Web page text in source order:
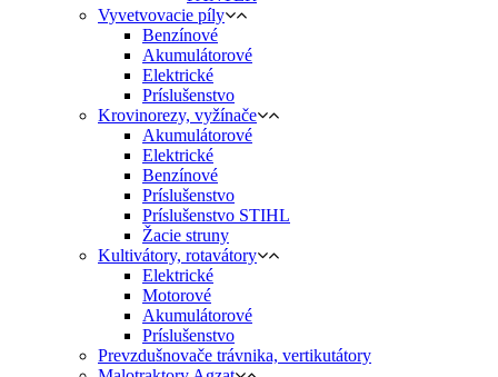
Vyvetvovacie píly
Benzínové
Akumulátorové
Elektrické
Príslušenstvo
Krovinorezy, vyžínače
Akumulátorové
Elektrické
Benzínové
Príslušenstvo
Príslušenstvo STIHL
Žacie struny
Kultivátory, rotavátory
Elektrické
Motorové
Akumulátorové
Príslušenstvo
Prevzdušnovače trávnika, vertikutátory